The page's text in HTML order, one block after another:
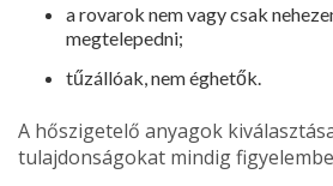
a rovarok nem vagy csak
megtelepedni;
tűzállóak, nem éghetők.
A hőszigetelő anyagok
tulajdonságokat mindig